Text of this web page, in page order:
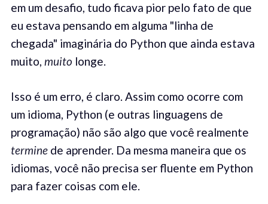
em um desafio, tudo ficava pior pelo fato de que
eu estava pensando em alguma "linha de
chegada" imaginária do Python que ainda estava
muito, muito longe.
Isso é um erro, é claro. Assim como ocorre com
um idioma, Python (e outras linguagens de
programação) não são algo que você realmente
termine de aprender. Da mesma maneira que os
idiomas, você não precisa ser fluente em Python
para fazer coisas com ele.